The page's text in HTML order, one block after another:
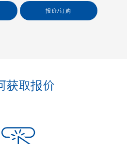
报价/订购
获取报价